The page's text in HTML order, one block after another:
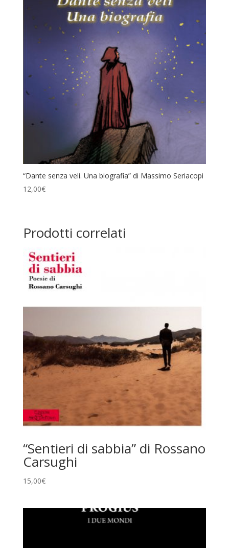
“Dante senza veli. Una biografia” di Massimo Seriacopi
12,00€
Prodotti correlati
“Sentieri di sabbia” di Rossano
Carsughi
15,00€